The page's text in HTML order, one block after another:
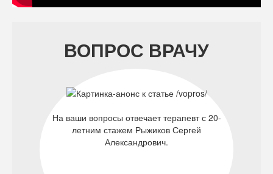
ВОПРОС ВРАЧУ
На ваши вопросы отвечает терапевт с 20-
летним стажем Рыжиков Сергей
Александрович.